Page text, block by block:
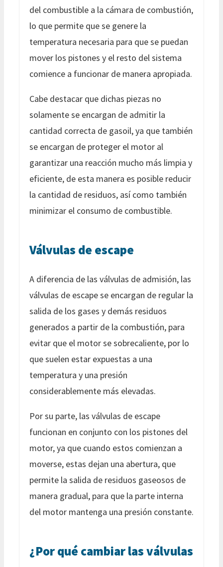
del combustible a la cámara de combustión,
lo que permite que se genere la
temperatura necesaria para que se puedan
mover los pistones y el resto del sistema
comience a funcionar de manera apropiada.
Cabe destacar que dichas piezas no
solamente se encargan de admitir la
cantidad correcta de gasoil, ya que también
se encargan de proteger el motor al
garantizar una reacción mucho más limpia y
eficiente, de esta manera es posible reducir
la cantidad de residuos, así como también
minimizar el consumo de combustible.
Válvulas de escape
A diferencia de las válvulas de admisión, las
válvulas de escape se encargan de regular la
salida de los gases y demás residuos
generados a partir de la combustión, para
evitar que el motor se sobrecaliente, por lo
que suelen estar expuestas a una
temperatura y una presión
considerablemente más elevadas.
Por su parte, las válvulas de escape
funcionan en conjunto con los pistones del
motor, ya que cuando estos comienzan a
moverse, estas dejan una abertura, que
permite la salida de residuos gaseosos de
manera gradual, para que la parte interna
del motor mantenga una presión constante.
¿Por qué cambiar las válvulas